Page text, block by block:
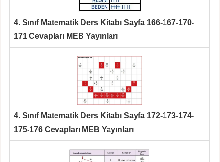
4. Sınıf Matematik Ders Kitabı Sayfa 166-167-170-
171 Cevapları MEB Yayınları
4. Sınıf Matematik Ders Kitabı Sayfa 172-173-174-
175-176 Cevapları MEB Yayınları